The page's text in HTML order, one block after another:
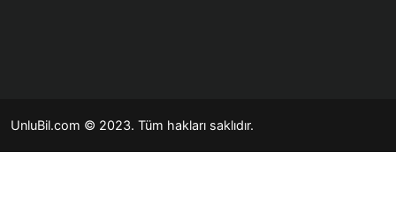
UnluBil.com © 2023. Tüm hakları saklıdır.